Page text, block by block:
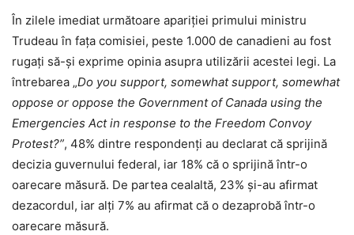
În zilele imediat următoare apariției primului ministru
Trudeau în fața comisiei, peste 1.000 de canadieni au fost
rugați să-și exprime opinia asupra utilizării acestei legi. La
întrebarea „Do you support, somewhat support, somewhat
oppose or oppose the Government of Canada using the
Emergencies Act in response to the Freedom Convoy
Protest?”, 48% dintre respondenți au declarat că sprijină
decizia guvernului federal, iar 18% că o sprijină într-o
oarecare măsură. De partea cealaltă, 23% și-au afirmat
dezacordul, iar alți 7% au afirmat că o dezaprobă într-o
oarecare măsură.